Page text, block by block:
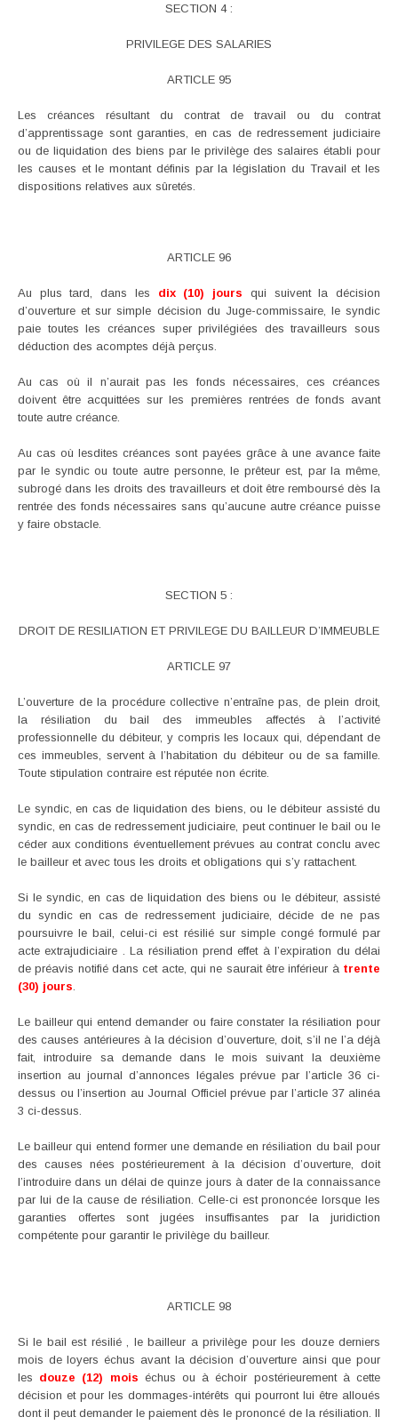
SECTION 4 :
PRIVILEGE DES SALARIES
ARTICLE 95
Les créances résultant du contrat de travail ou du contrat
d’apprentissage sont garanties, en cas de redressement judiciaire
ou de liquidation des biens par le privilège des salaires établi pour
les causes et le montant définis par la législation du Travail et les
dispositions relatives aux sûretés.
ARTICLE 96
Au plus tard, dans les dix (10) jours qui suivent la décision
d’ouverture et sur simple décision du Juge-commissaire, le syndic
paie toutes les créances super privilégiées des travailleurs sous
déduction des acomptes déjà perçus.
Au cas où il n’aurait pas les fonds nécessaires, ces créances
doivent être acquittées sur les premières rentrées de fonds avant
toute autre créance.
Au cas où lesdites créances sont payées grâce à une avance faite
par le syndic ou toute autre personne, le prêteur est, par la même,
subrogé dans les droits des travailleurs et doit être remboursé dès la
rentrée des fonds nécessaires sans qu’aucune autre créance puisse
y faire obstacle.
SECTION 5 :
DROIT DE RESILIATION ET PRIVILEGE DU BAILLEUR D’IMMEUBLE
ARTICLE 97
L’ouverture de la procédure collective n’entraîne pas, de plein droit,
la résiliation du bail des immeubles affectés à l’activité
professionnelle du débiteur, y compris les locaux qui, dépendant de
ces immeubles, servent à l’habitation du débiteur ou de sa famille.
Toute stipulation contraire est réputée non écrite.
Le syndic, en cas de liquidation des biens, ou le débiteur assisté du
syndic, en cas de redressement judiciaire, peut continuer le bail ou le
céder aux conditions éventuellement prévues au contrat conclu avec
le bailleur et avec tous les droits et obligations qui s’y rattachent.
Si le syndic, en cas de liquidation des biens ou le débiteur, assisté
du syndic en cas de redressement judiciaire, décide de ne pas
poursuivre le bail, celui-ci est résilié sur simple congé formulé par
acte extrajudiciaire . La résiliation prend effet à l’expiration du délai
de préavis notifié dans cet acte, qui ne saurait être inférieur à trente
(30) jours
Le bailleur qui entend demander ou faire constater la résiliation pour
des causes antérieures à la décision d’ouverture, doit, s’il ne l’a déjà
fait, introduire sa demande dans le mois suivant la deuxième
insertion au journal d’annonces légales prévue par l’article 36 ci-
dessus ou l’insertion au Journal Officiel prévue par l’article 37 alinéa
3 ci-dessus.
Le bailleur qui entend former une demande en résiliation du bail pour
des causes nées postérieurement à la décision d’ouverture, doit
l’introduire dans un délai de quinze jours à dater de la connaissance
par lui de la cause de résiliation. Celle-ci est prononcée lorsque les
garanties offertes sont jugées insuffisantes par la juridiction
compétente pour garantir le privilège du bailleur.
ARTICLE 98
Si le bail est résilié , le bailleur a privilège pour les douze derniers
mois de loyers échus avant la décision d’ouverture ainsi que pour
les douze (12) mois échus ou à échoir postérieurement à cette
décision et pour les dommages-intérêts qui pourront lui être alloués
dont il peut demander le paiement dès le prononcé de la résiliation. Il